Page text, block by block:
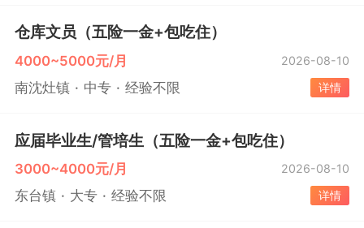
仓库文员（五险一金+包吃住）
4000~5000元/月 2026-08-10
南沈灶镇 中专 经验不限 详情
应届毕业生/管培生（五险一金+包吃住）
3000~4000元/月 2026-08-10
东台镇 大专 经验不限 详情